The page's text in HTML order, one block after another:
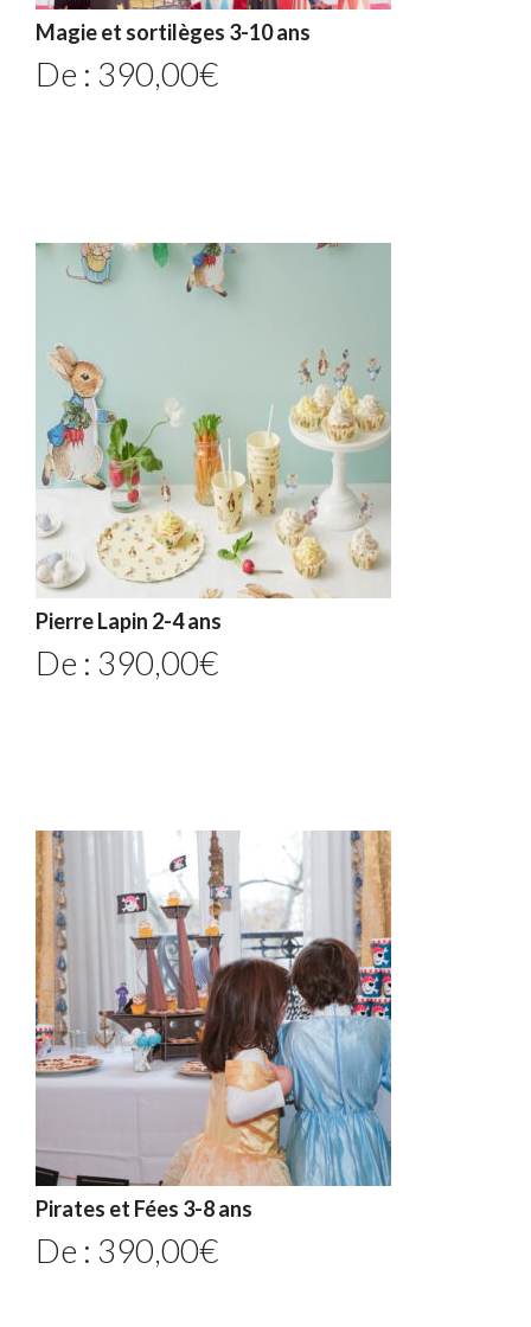
Magie et sortilèges 3-10 ans
De : 390,00€
Pierre Lapin 2-4 ans
De : 390,00€
Pirates et Fées 3-8 ans
De : 390,00€